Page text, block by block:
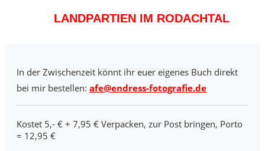
LANDPARTIEN IM RODACHTAL
In der Zwischenzeit könnt ihr euer eigenes Buch direkt
bei mir bestellen: afe@endress-fotografie.de
Kostet 5,- € + 7,95 € Verpacken, zur Post bringen, Porto
= 12,95 €